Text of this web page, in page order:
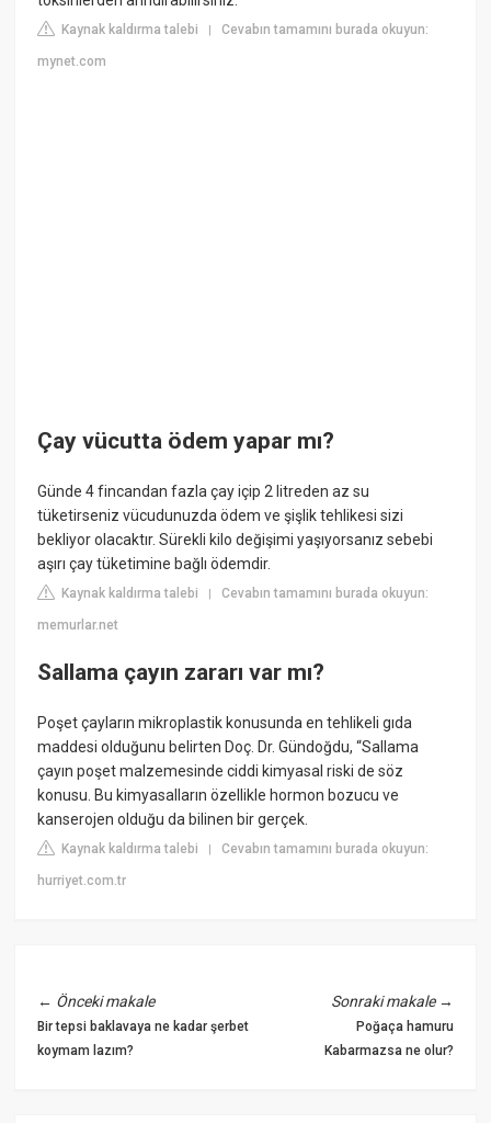
Kaynak kaldırma talebi |Cevabın tamamını burada okuyun:
mynet.com
Çay vücutta ödem yapar mı?
Günde 4 fincandan fazla çay içip 2 litreden az su
tüketirseniz vücudunuzda ödem ve şişlik tehlikesi sizi
bekliyor olacaktır. Sürekli kilo değişimi yaşıyorsanız sebebi
aşırı çay tüketimine bağlı ödemdir.
Kaynak kaldırma talebi |Cevabın tamamını burada okuyun:
memurlar.net
Sallama çayın zararı var mı?
Poşet çayların mikroplastik konusunda en tehlikeli gıda
maddesi olduğunu belirten Doç. Dr. Gündoğdu, “Sallama
çayın poşet malzemesinde ciddi kimyasal riski de söz
konusu. Bu kimyasalların özellikle hormon bozucu ve
kanserojen olduğu da bilinen bir gerçek.
Kaynak kaldırma talebi |Cevabın tamamını burada okuyun:
hurriyet.com.tr
← Önceki makale
Bir tepsi baklavaya ne kadar şerbet
koymam lazım?
Sonraki makale→
Poğaça hamuru
Kabarmazsa ne olur?